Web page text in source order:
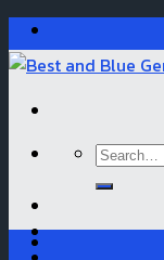
Skip
to
content
Search
for: